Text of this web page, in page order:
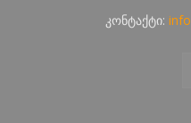
კონტაქტი: